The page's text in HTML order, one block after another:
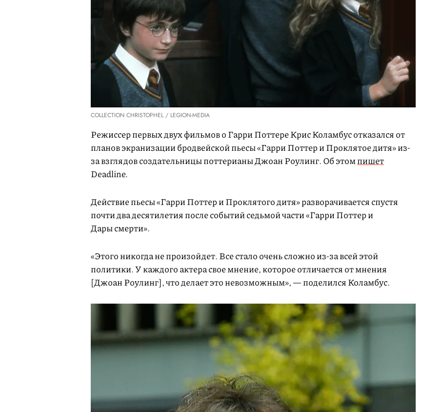
COLLECTION CHRISTOPHEL / LEGION-MEDIA
Режиссер первых двух фильмов о Гарри Поттере Крис Коламбус отказался от
планов экранизации бродвейской пьесы «Гарри Поттер и Проклятое дитя» из-
за взглядов создательницы поттерианы Джоан Роулинг. Об этомпишет
Deadline.
Действие пьесы «Гарри Поттер и Проклятого дитя» разворачивается спустя
почти два десятилетия после событий седьмой части «Гарри Поттер и
Дары смерти».
«Этого никогда не произойдет. Все стало очень сложно из-за всей этой
политики. У каждого актера свое мнение, которое отличается от мнения
[Джоан Роулинг], что делает это невозможным», — поделился Коламбус.